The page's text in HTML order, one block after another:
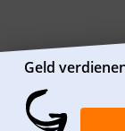
Impressum
Geld